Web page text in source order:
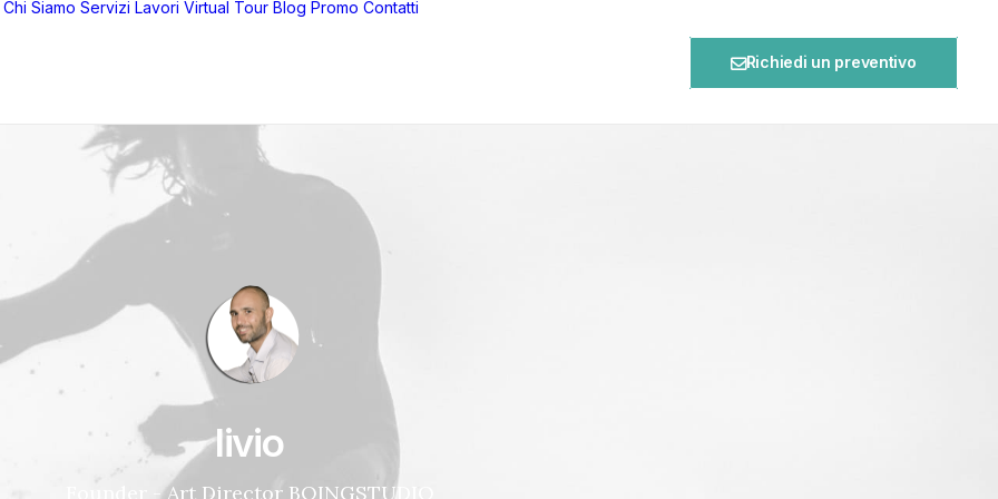
Chi Siamo Servizi Lavori Virtual Tour Blog Promo Contatti
Richiedi un preventivo
livio
Founder - Art Director BOINGSTUDIO